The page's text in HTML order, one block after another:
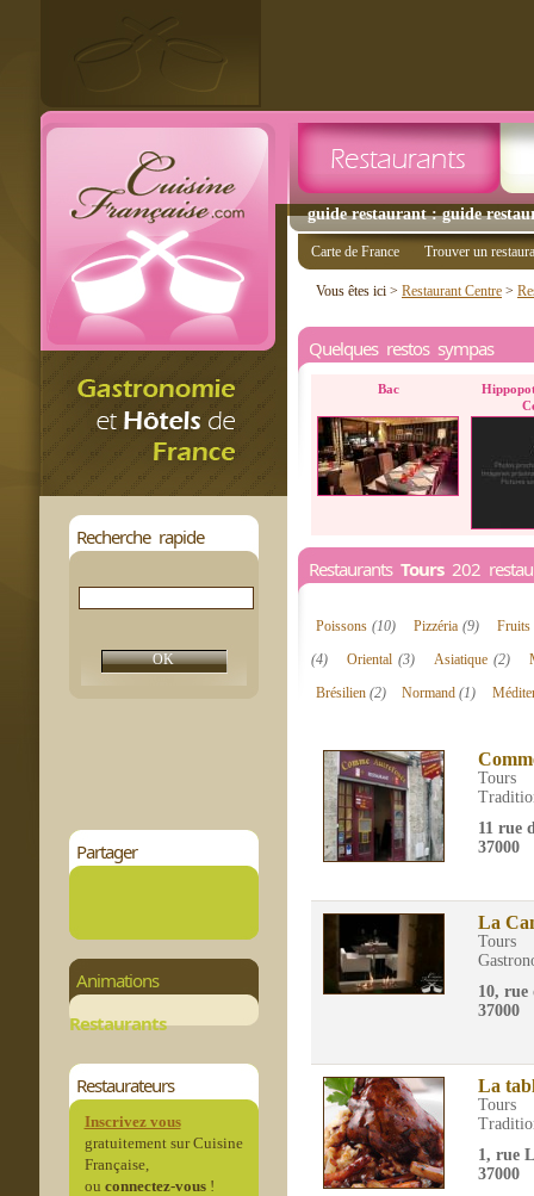
guide restaurant : guide
Recherche rapide
Partager
Animations
Restaurants
Restaurateurs
Inscrivez vous
gratuitement sur Cuisine
Française,
ou connectez-vous!
Carte de France Trouver un
Vous êtes ici > Restaurant Centre >
Quelques restos sympas
Bac
Restaurants Tours202
Poissons(10) Pizzéria(9)
(4)
Oriental (3) Asiatique (2)
Brésilien (2) Normand(1)
Tours
11 rue
37000
La
Tours
10, rue
37000
La
Tours
1, rue
37000